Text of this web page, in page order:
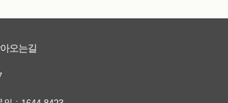
오는길